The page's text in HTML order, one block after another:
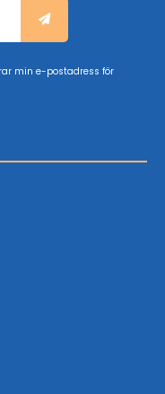
min e-postadress för